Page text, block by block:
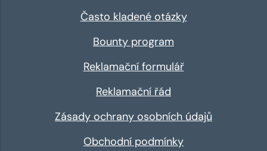
Často kladené otázky
Bounty program
Reklamační formulář
Reklamační řád
Zásady ochrany osobních údajů
Obchodní podmínky